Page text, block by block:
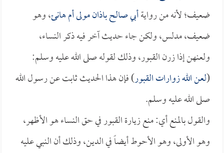
ضعيف؛ لأنه من روايةأبي صالح باذان مولى أم هانئ، وهو
ضعيف، مدلس، ولكن جاء حديث آخر فيه ذكر النساء،
ولعنهن إذا زرن القبور، وذلك لقوله صلى الله عليه وسلم:
(لعن الله زوارات القبور) فإن هذا الحديث ثابت عن رسول الله
صلى الله عليه وسلم.
والقول بالمنع أي: منع زيارة القبور في حق النساء هو الأظهر،
وهو الأولى، وهو الأحوط أيضاً في الدين، وذلك أن النبي عليه